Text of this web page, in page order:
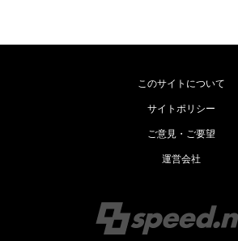
このサイトについて
サイトポリシー
ご意見・ご要望
運営会社